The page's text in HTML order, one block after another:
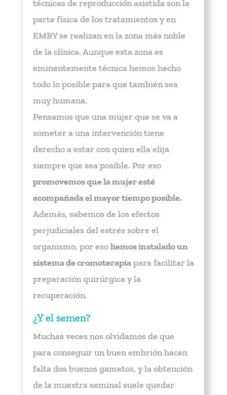
técnicas de reproducción asistida son la
parte física de los tratamientos y en
EMBY se realizan en la zona más noble
de la clínica. Aunque esta zona es
eminentemente técnica hemos hecho
todo lo posible para que también sea
muy humana.
Pensamos que una mujer que se va a
someter a una intervención tiene
derecho a estar con quien ella elija
siempre que sea posible. Por eso
promovemos que la mujer esté
acompañada el mayor tiempo posible.
Además, sabemos de los efectos
perjudiciales del estrés sobre el
organismo, por esohemos instalado un
sistema de cromoterapiapara facilitar la
preparación quirúrgica y la
recuperación.
¿Y el semen?
Muchas veces nos olvidamos de que
para conseguir un buen embrión hacen
falta dos buenos gametos, y la obtención
de la muestra seminal suele quedar